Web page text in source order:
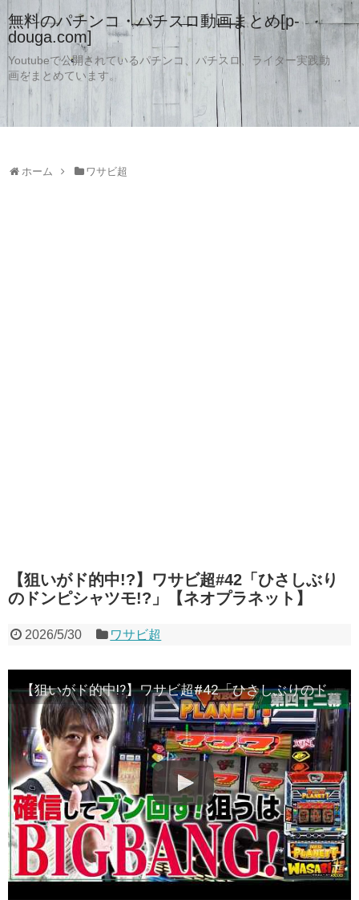
無料のパチンコ・パチスロ動画まとめ[p-
douga.com]
Youtubeで公開されているパチンコ、パチスロ、ライター実践動
画をまとめています。
ホーム ワサビ超
【狙いがド的中!?】ワサビ超#42「ひさしぶり
のドンピシャツモ!?」【ネオプラネット】
2026/5/30 ワサビ超
【狙いがド的中!?】ワサビ超#42「ひさしぶりのドンピシャツモ!?」【ネオプラネット】